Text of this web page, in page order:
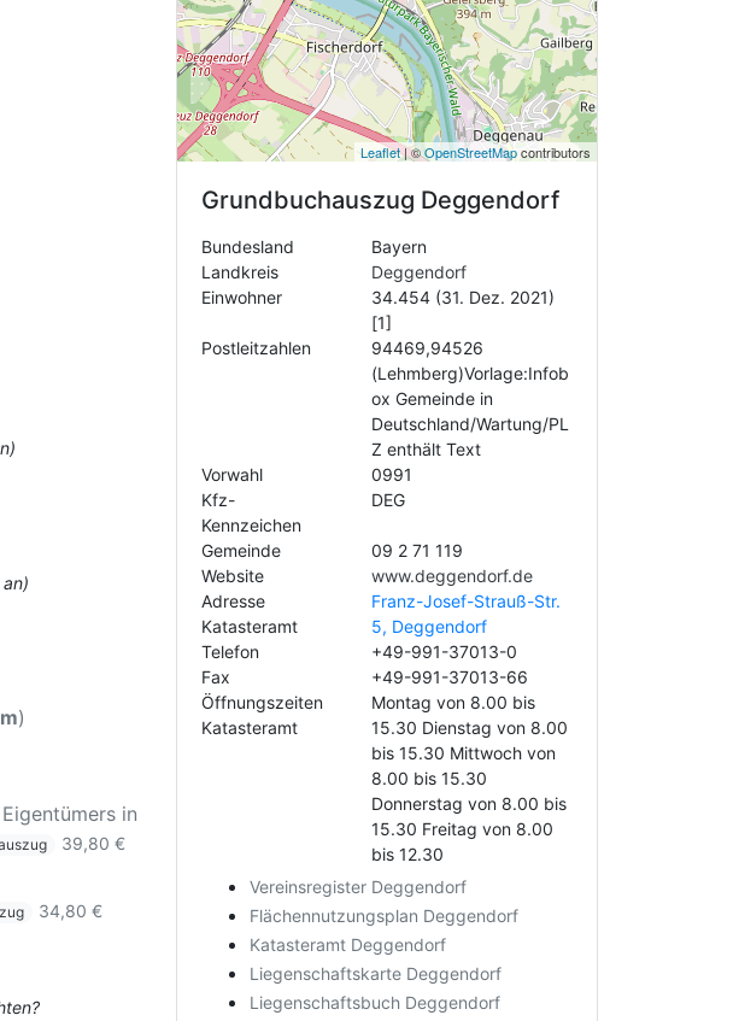
)
in
39,80 €
34,80 €
Leaflet| ©OpenStreetMapcontributors
Grundbuchauszug Deggendorf
Bundesland
Bayern
Landkreis
Deggendorf
Einwohner
34.454 (31. Dez. 2021)
[1]
Postleitzahlen
94469,94526
(Lehmberg)Vorlage:Infob
ox Gemeinde in
Deutschland/Wartung/PL
Z enthält Text
Vorwahl
0991
Kfz-
Kennzeichen
DEG
Gemeinde
09 2 71 119
Website
www.deggendorf.de
Adresse
Katasteramt
Franz-Josef-Strauß-Str.
5, Deggendorf
Telefon
+49-991-37013-0
Fax
+49-991-37013-66
Öffnungszeiten
Katasteramt
Montag von 8.00 bis
15.30 Dienstag von 8.00
bis 15.30 Mittwoch von
8.00 bis 15.30
Donnerstag von 8.00 bis
15.30 Freitag von 8.00
bis 12.30
Vereinsregister Deggendorf
Flächennutzungsplan Deggendorf
Katasteramt Deggendorf
Liegenschaftskarte Deggendorf
Liegenschaftsbuch Deggendorf